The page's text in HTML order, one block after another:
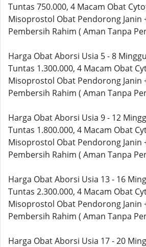
Tuntas 750.000, 4 Macam Obat
Misoprostol Obat Pendorong Janin
Pembersih Rahim ( Aman Tanpa
Harga Obat Aborsi Usia 5 - 8
Tuntas 1.300.000, 4 Macam Obat
Misoprostol Obat Pendorong Janin
Pembersih Rahim ( Aman Tanpa
Harga Obat Aborsi Usia 9 - 12
Tuntas 1.800.000, 4 Macam Obat
Misoprostol Obat Pendorong Janin
Pembersih Rahim ( Aman Tanpa
Harga Obat Aborsi Usia 13 - 16
Tuntas 2.300.000, 4 Macam Obat
Misoprostol Obat Pendorong Janin
Pembersih Rahim ( Aman Tanpa
Harga Obat Aborsi Usia 17 - 20